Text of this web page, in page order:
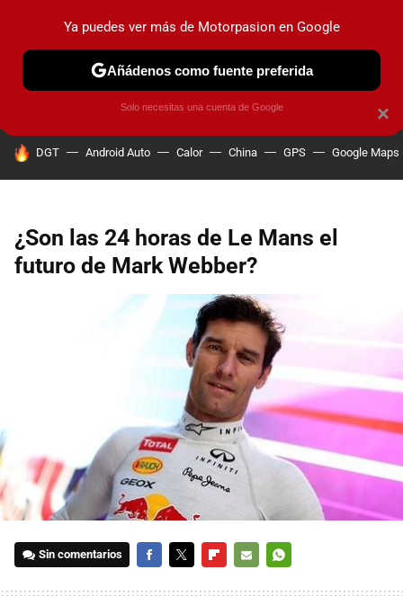
PRUEBAS COCHES ELÉCTRICOS OBSERVATORIO
HOY SE HABLA DE
DGT Android Auto Calor China GPS Google Maps
¿Son las 24 horas de Le Mans el
futuro de Mark Webber?
Sin comentarios
×
Ya puedes ver más de Motorpasion en Google
Añádenos como fuente preferida
Solo necesitas una cuenta de Google